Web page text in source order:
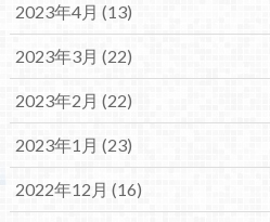
2023年4月 (13)
2023年3月 (22)
2023年2月 (22)
2023年1月 (23)
2022年12月 (16)